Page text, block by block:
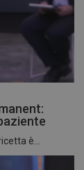
è...